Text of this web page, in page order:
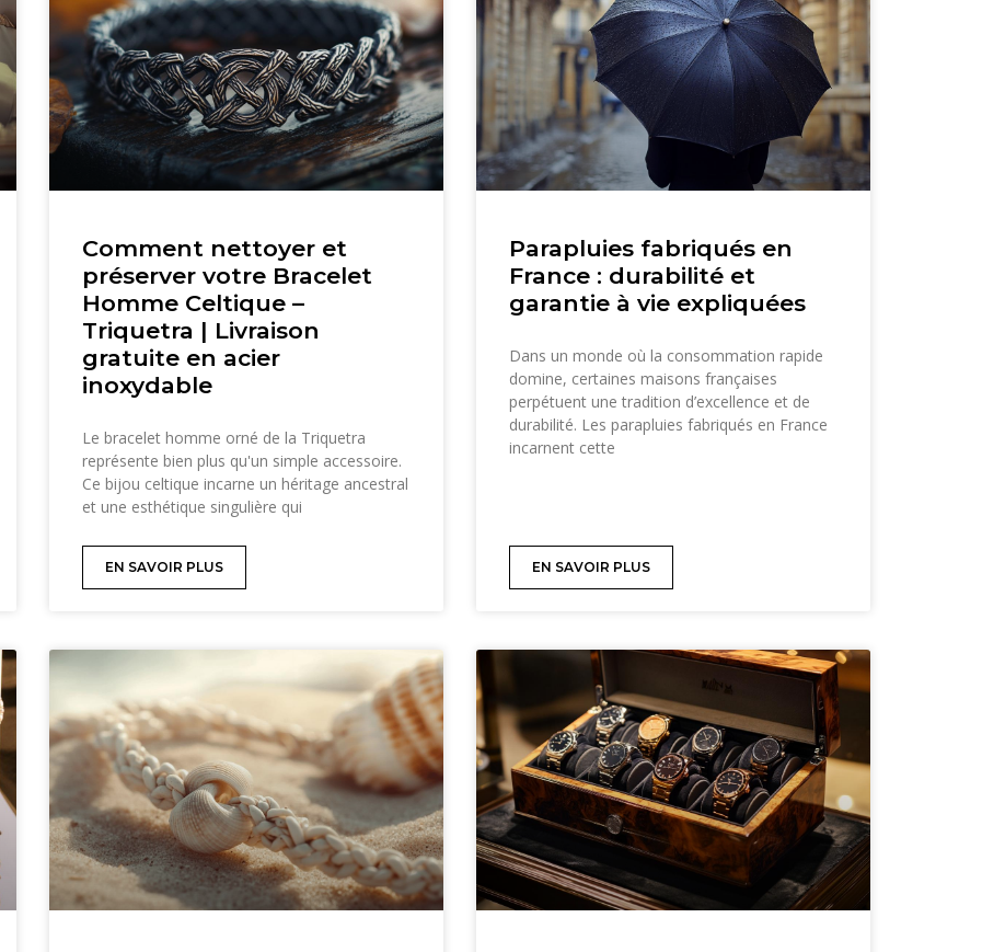
Comment nettoyer et
préserver votre Bracelet
Homme Celtique –
Triquetra | Livraison
gratuite en acier
inoxydable
Le bracelet homme orné de la Triquetra
représente bien plus qu'un simple accessoire.
Ce bijou celtique incarne un héritage ancestral
et une esthétique singulière qui
EN SAVOIR PLUS
Parapluies fabriqués en
France : durabilité et
garantie à vie expliquées
Dans un monde où la consommation rapide
domine, certaines maisons françaises
perpétuent une tradition d’excellence et de
durabilité. Les parapluies fabriqués en France
incarnent cette
EN SAVOIR PLUS